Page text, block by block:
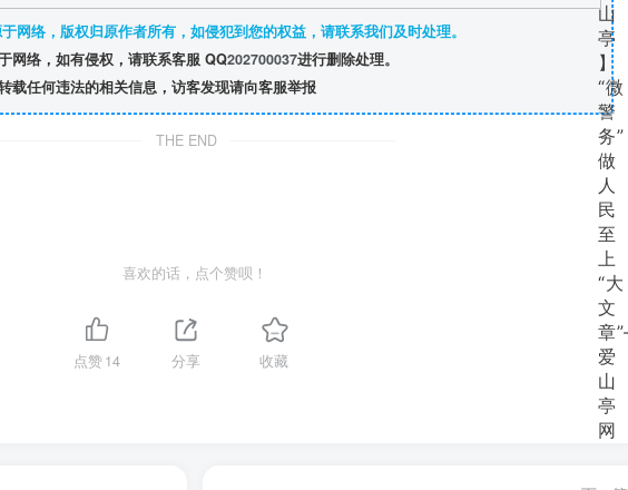
网络，版权归原作者所有，如侵犯到您的权益，请联系我们及时处理。
网络，如有侵权，请联系客服 QQ202700037进行删除处理。
载任何违法的相关信息，访客发现请向客服举报
THE END
喜欢的话，点个赞呗！
点赞14 分享 收藏